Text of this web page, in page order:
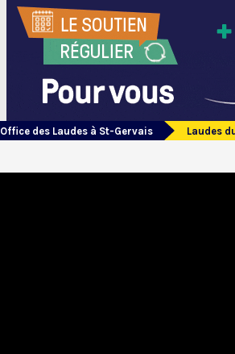
Office des Laudes à St-Gervais Laudes